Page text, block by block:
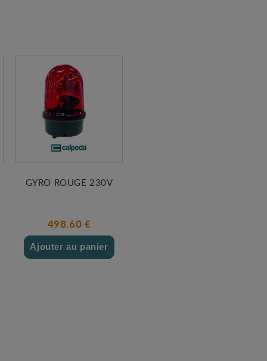
GYRO ROUGE 230V
498.60 €
Ajouter au panier